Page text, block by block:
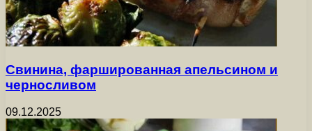
Свинина, фаршированная апельсином и
черносливом
09.12.2025